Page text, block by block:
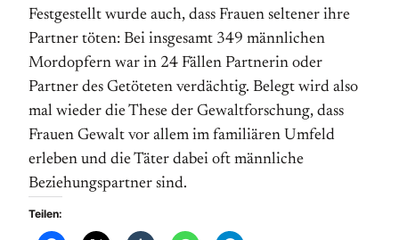
Festgestellt wurde auch, dass Frauen seltener ihre
Partner töten: Bei insgesamt 349 männlichen
Mordopfern war in 24 Fällen Partnerin oder
Partner des Getöteten verdächtig. Belegt wird also
mal wieder die These der Gewaltforschung, dass
Frauen Gewalt vor allem im familiären Umfeld
erleben und die Täter dabei oft männliche
Beziehungspartner sind.
Teilen: